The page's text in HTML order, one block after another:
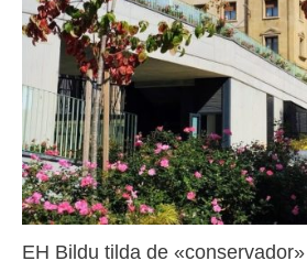
EH Bildu tilda de